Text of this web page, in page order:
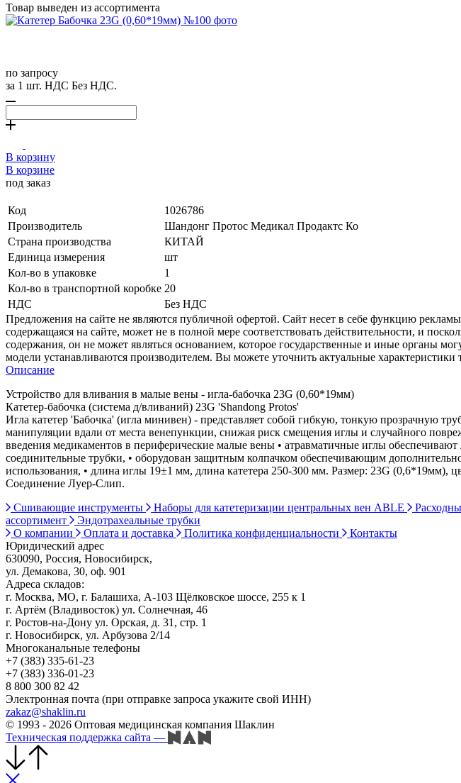
Товар выведен из ассортимента
по запросу
за 1 шт. НДС Без НДС.
В корзину
В корзине
под заказ
Код
1026786
Производитель
Шандонг Протос Медикал Продактс Ко
Страна производства
КИТАЙ
Единица измерения
шт
Кол-во в упаковке
1
Кол-во в транспортной коробке 20
НДС
Без НДС
Предложения на сайте не являются публичной офертой. Сайт несет в себе функцию
содержащаяся на сайте, может не в полной мере соответствовать действительности, и
содержания, он не может являться основанием, которое государственные и иные органы
модели устанавливаются производителем. Вы можете уточнить актуальные
Описание
Устройство для вливания в малые вены - игла-бабочка 23G (0,60*19мм)
Катетер-бабочка (система д/вливаний) 23G 'Shandong Protos'
Игла катетер 'Бабочка' (игла минивен) - представляет собой гибкую, тонкую прозрачную
манипуляции вдали от места венепункции, снижая риск смещения иглы и случайного
введения медикаментов в периферические малые вены • атравматичные иглы
соединительные трубки, • оборудован защитным колпачком обеспечивающим
использования, • длина иглы 19±1 мм, длина катетера 250-300 мм. Размер: 23G (0,6*19мм),
Соединение Луер-Слип.
Сшивающие инструменты
Наборы для катетеризации центральных вен ABLE
ассортимент
Эндотрахеальные трубки
О компании
Оплата и доставка Политика конфиденциальности
Контакты
Юридический адрес
630090, Россия, Новосибирск,
ул. Демакова, 30, оф. 901
Адреса складов:
г. Москва, МО, г. Балашиха, А-103 Щёлковское шоссе, 255 к 1
г. Артём (Владивосток) ул. Солнечная, 46
г. Ростов-на-Дону ул. Орская, д. 31, стр. 1
г. Новосибирск, ул. Арбузова 2/14
Многоканальные телефоны
+7 (383) 335-61-23
+7 (383) 336-01-23
8 800 300 82 42
Электронная почта (при отправке запроса укажите свой ИНН)
zakaz@shaklin.ru
© 1993 - 2026 Оптовая медицинская компания Шаклин
Техническая поддержка сайта —